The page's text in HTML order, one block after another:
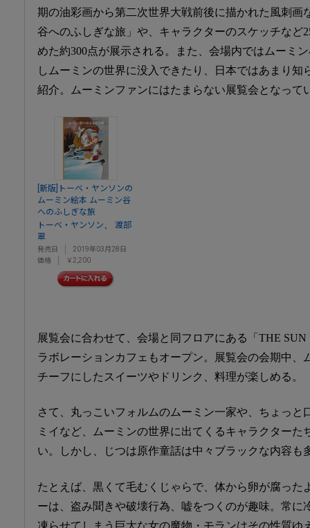
期の油彩画から第二次世界大戦前後に描かれた風刺画
谷へのふしぎな旅」や、キャラクターのスケッチなど
めた約300点が展示される。また、会場内ではムーミ
しムーミンの世界に没入できたり、日本ではあまり知
紹介。ムーミンファンにはたまらない展覧会となって
[新版]トーベ・ヤンソンの
ムーミン絵本 ムーミン谷
へのふしぎな旅
トーベ・ヤンソン
渡部
翠
発売日
2019年03月28日
価格
￥2,200
展覧会に合わせて、会場と同フロアにある「THE
ラボレーションカフェもオープン。展覧会の会期中、
チーフにしたスイーツやドリンク、料理が楽しめる。
さて、丸っこいフォルムのムーミン一家や、ちょっと
ミイなど、ムーミンの世界に出てくるキャラクターた
い。しかし、じつは原作童話は中々ブラックな内容も
たとえば、黒くて毛むくじゃらで、体から卵が腐った
ーは、盗み聞きや破壊行為、嘘をつくのが趣味。常に
凍らせてしまう巨大な女の魔物・モランはその性質ゆ